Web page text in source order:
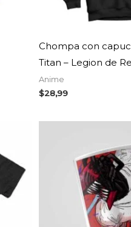
Chompa con
Titan – Legion de
Anime
$28,99
precios:
desde
$4,99
hasta
$9,99